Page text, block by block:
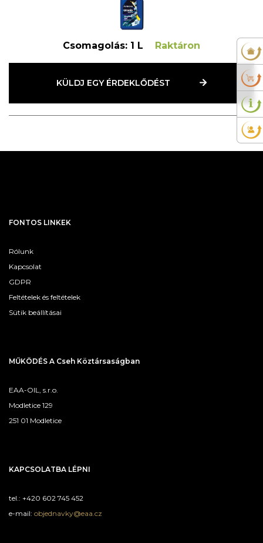
Csomagolás: 1 L Raktáron
KÜLDJ EGY ÉRDEKLŐDÉST
FONTOS LINKEK
Rólunk
Kapcsolat
GDPR
Feltételek és feltételek
Sütik beállításai
MŰKÖDÉS A Cseh Köztársaságban
EAA-OIL, s.r.o.
Modletice 129
251 01 Modletice
KAPCSOLATBA LÉPNI
tel.: +420 602 745 452
e-mail: objednavky@eaa.cz